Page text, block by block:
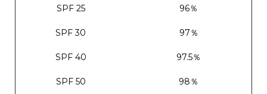
SPF 25 96％
SPF 30 97％
SPF 40 97.5％
SPF 50 98％